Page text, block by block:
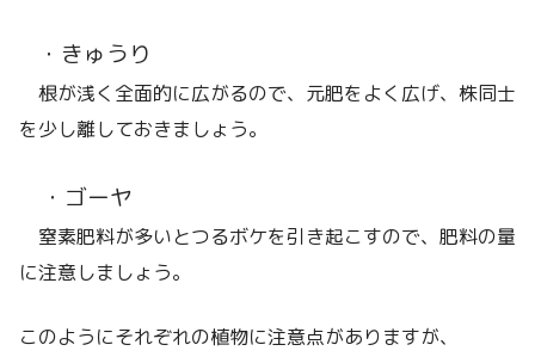
・きゅうり
根が浅く全面的に広がるので、元肥をよく広げ、株同士
を少し離しておきましょう。
・ゴーヤ
窒素肥料が多いとつるボケを引き起こすので、肥料の量
に注意しましょう。
このようにそれぞれの植物に注意点がありますが、